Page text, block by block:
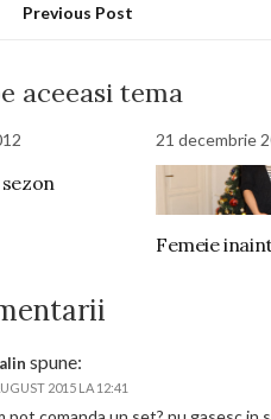
Previous Post
aceeasi tema
21 decembrie
Femeie
spune:
2015 LA 12:41